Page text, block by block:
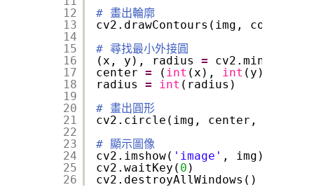
12
13
14
15
16
17
18
19
20
21
22
23
24
25
26
# 畫出輪廓
cv2.drawContours(img,
# 尋找最小外接圓
(x, y), radius =
center = ( int (x), int (y))
radius = int (radius)
# 畫出圓形
cv2.circle(img, center,
# 顯示圖像
cv2.imshow( 'image' , img)
cv2.waitKey( 0 )
cv2.destroyAllWindows()